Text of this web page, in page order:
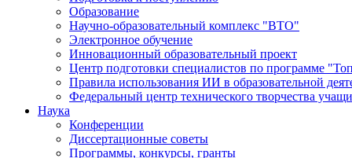
Образование
Научно-образовательный комплекс "ВТО"
Электронное обучение
Инновационный образовательный проект
Центр подготовки специалистов по программе
Правила использования ИИ в образовательной
Федеральный центр технического творчества
Наука
Конференции
Диссертационные советы
Программы, конкурсы, гранты